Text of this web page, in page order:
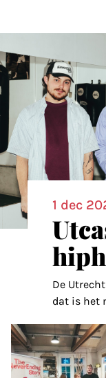
1 dec
De
dat is het